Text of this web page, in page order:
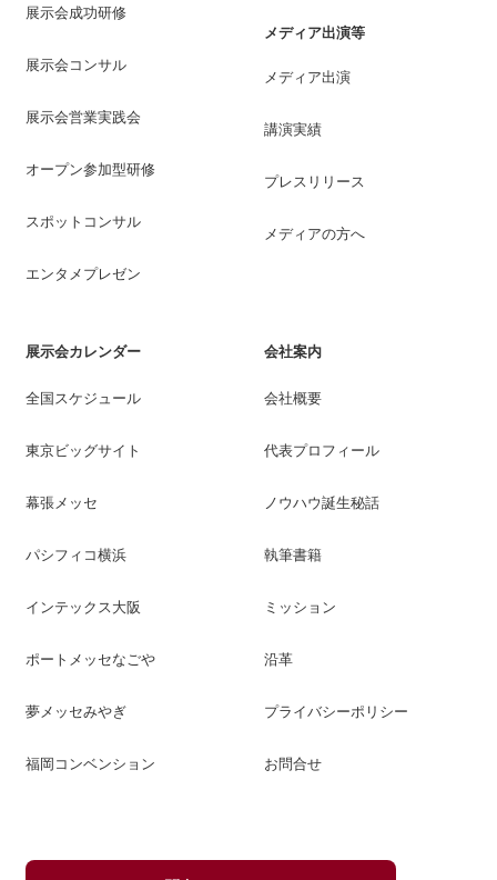
展示会成功研修
展示会コンサル
展示会営業実践会
オープン参加型研修
スポットコンサル
エンタメプレゼン
メディア出演等
メディア出演
講演実績
プレスリリース
メディアの方へ
展示会カレンダー
全国スケジュール
東京ビッグサイト
幕張メッセ
パシフィコ横浜
インテックス大阪
ポートメッセなごや
夢メッセみやぎ
福岡コンベンション
会社案内
会社概要
代表プロフィール
ノウハウ誕生秘話
執筆書籍
ミッション
沿革
プライバシーポリシー
お問合せ